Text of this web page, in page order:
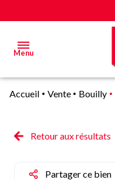
Menu
Estimer
Accueil Vente Bouilly
Retour aux résultats
Partager ce bien